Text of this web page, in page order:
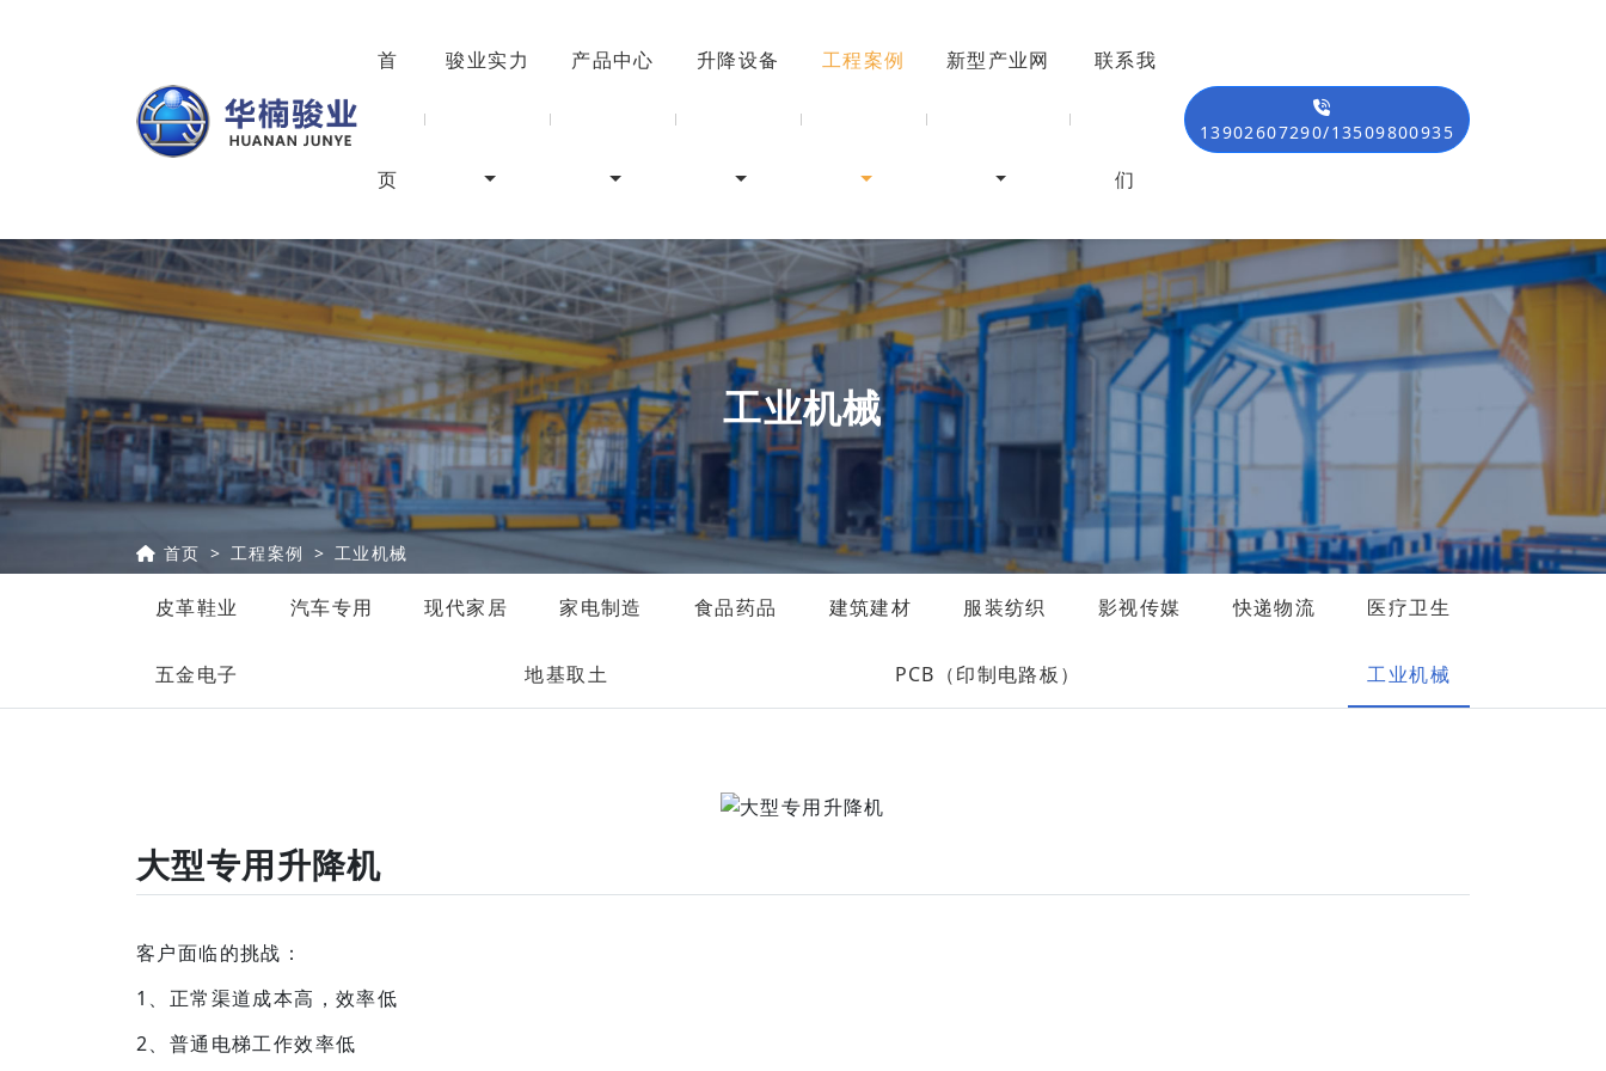
首
页
骏业实力 产品中心 升降设备 工程案例 新型产业网 联系我
们
13902607290/13509800935
工业机械
首页 工程案例 工业机械
皮革鞋业 汽车专用 现代家居 家电制造 食品药品 建筑建材 服装纺织 影视传媒 快递物流 医疗卫生
五金电子 地基取土 PCB（印制电路板） 工业机械
大型专用升降机
客户面临的挑战：
1、正常渠道成本高，效率低
2、普通电梯工作效率低